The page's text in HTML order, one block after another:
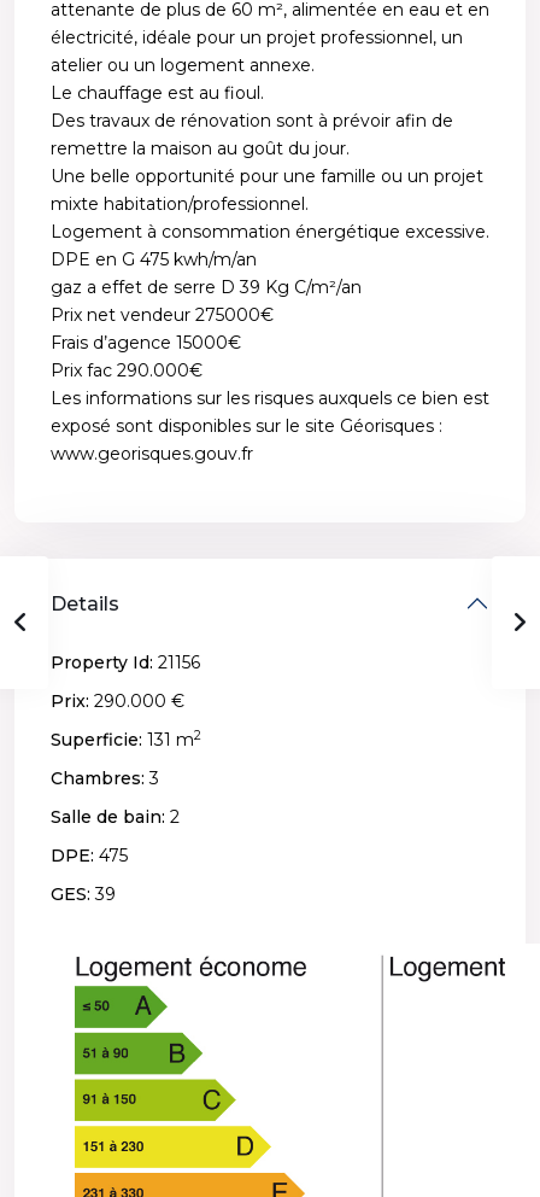
attenante de plus de 60 m², alimentée en eau et en
électricité, idéale pour un projet professionnel, un
atelier ou un logement annexe.
Le chauffage est au fioul.
Des travaux de rénovation sont à prévoir afin de
remettre la maison au goût du jour.
Une belle opportunité pour une famille ou un projet
mixte habitation/professionnel.
Logement à consommation énergétique excessive.
DPE en G 475 kwh/m/an
gaz a effet de serre D 39 Kg C/m²/an
Prix net vendeur 275000€
Frais d’agence 15000€
Prix fac 290.000€
Les informations sur les risques auxquels ce bien est
exposé sont disponibles sur le site Géorisques :
www.georisques.gouv.fr
Details
Property Id: 21156
Prix: 290.000 €
Superficie: 131 m2
Chambres: 3
Salle de bain: 2
DPE: 475
GES: 39